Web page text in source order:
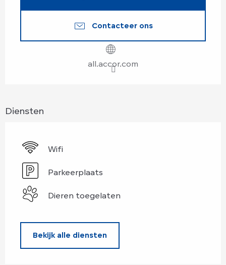
Contacteer ons
all.accor.com
Diensten
Wifi
Parkeerplaats
Dieren toegelaten
Bekijk alle diensten